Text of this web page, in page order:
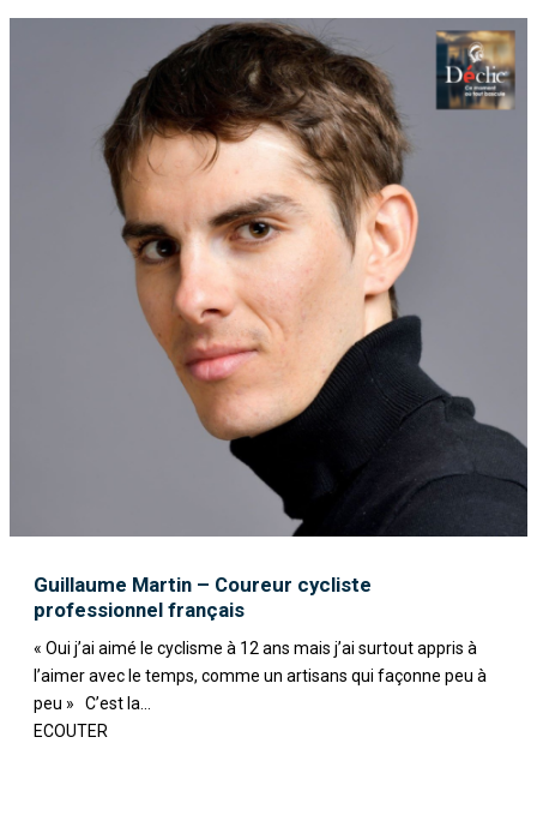
Guillaume Martin – Coureur cycliste
professionnel français
« Oui j’ai aimé le cyclisme à 12 ans mais j’ai surtout appris à
l’aimer avec le temps, comme un artisans qui façonne peu à
peu » C’est la...
ECOUTER